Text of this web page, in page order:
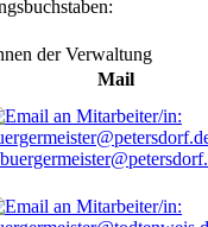
der Verwaltung
Mail